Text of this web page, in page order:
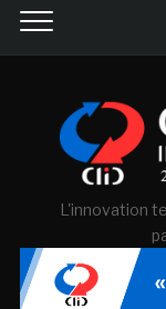
L'innovation